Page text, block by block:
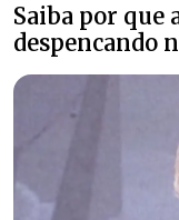
Saiba por que
despencando